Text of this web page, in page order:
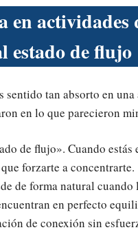
en actividades
estado de flujo
sentido tan absorto en
en lo que parecieron
de flujo». Cuando estás
forzarte a concentrarte.
de forma natural cuando
en perfecto
de conexión sin